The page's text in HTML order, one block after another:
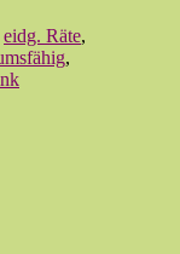
eidg. Räte,
,